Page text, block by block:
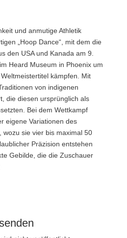
und anmutige Athletik
„Hoop Dance“, mit dem die
den USA und Kanada am 9.
Heard Museum in Phoenix um
kämpfen.
Mit
von indigenen
die diesen ursprünglich als
Bei dem Wettkampf
eigene Variationen des
wozu sie vier bis maximal 50
Präzision entstehen
Gebilde, die die Zuschauer